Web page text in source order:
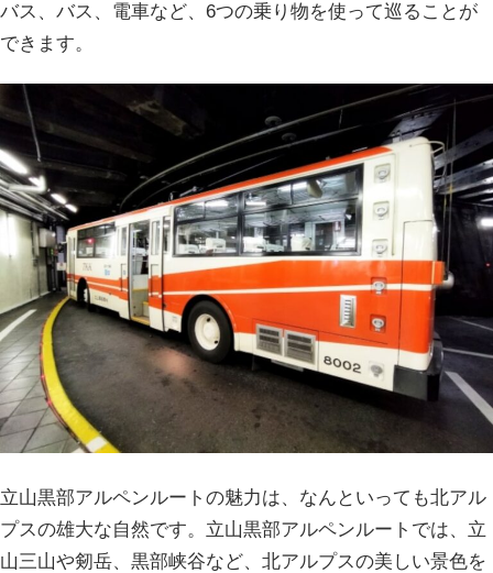
バス、バス、電車など、6つの乗り物を使って巡ることが
できます。
立山黒部アルペンルートの魅力は、なんといっても北アル
プスの雄大な自然です。立山黒部アルペンルートでは、立
山三山や剱岳、黒部峡谷など、北アルプスの美しい景色を